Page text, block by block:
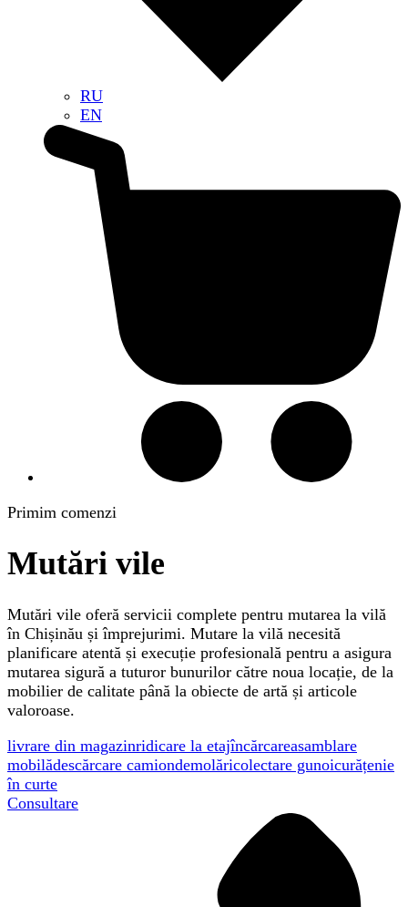
RU
EN
Primim comenzi
Mutări vile
Mutări vile oferă servicii complete pentru mutarea la vilă
în Chișinău și împrejurimi. Mutare la vilă necesită
planificare atentă și execuție profesională pentru a asigura
mutarea sigură a tuturor bunurilor către noua locație, de la
mobilier de calitate până la obiecte de artă și articole
valoroase.
livrare din magazinridicare la etajîncărcareasamblare
mobilădescărcare camiondemolăricolectare gunoicurățenie
în curte
Consultare